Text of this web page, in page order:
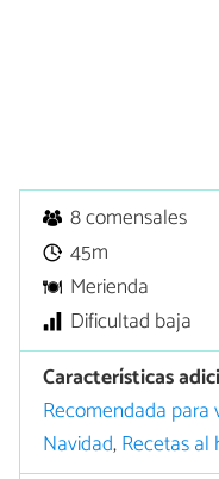
8 comensales
45m
Merienda
Dificultad baja
Características
Recomendada para
Navidad,Recetas al